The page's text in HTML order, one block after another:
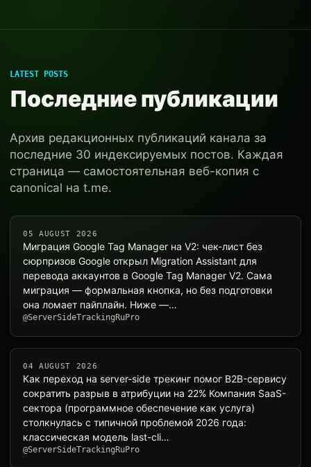
LATEST POSTS
Последние публикации
Архив редакционных публикаций канала за
последние 30 индексируемых постов. Каждая
страница — самостоятельная веб-копия с
canonical на t.me.
05 AUGUST 2026
Миграция Google Tag Manager на V2: чек-лист без
сюрпризов Google открыл Migration Assistant для
перевода аккаунтов в Google Tag Manager V2. Сама
миграция — формальная кнопка, но без подготовки
она ломает пайплайн. Ниже —…
@ServerSideTrackingRuPro
04 AUGUST 2026
Как переход на server-side трекинг помог B2B-сервису
сократить разрыв в атрибуции на 22% Компания SaaS-
сектора (программное обеспечение как услуга)
столкнулась с типичной проблемой 2026 года:
классическая модель last-cli…
@ServerSideTrackingRuPro